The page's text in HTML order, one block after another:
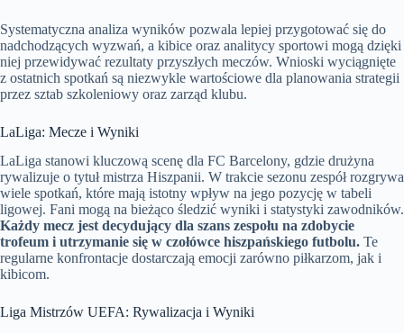
Systematyczna analiza wyników pozwala lepiej przygotować się do
nadchodzących wyzwań, a kibice oraz analitycy sportowi mogą dzięki
niej przewidywać rezultaty przyszłych meczów. Wnioski wyciągnięte
z ostatnich spotkań są niezwykle wartościowe dla planowania strategii
przez sztab szkoleniowy oraz zarząd klubu.
LaLiga: Mecze i Wyniki
LaLiga stanowi kluczową scenę dla FC Barcelony, gdzie drużyna
rywalizuje o tytuł mistrza Hiszpanii. W trakcie sezonu zespół rozgrywa
wiele spotkań, które mają istotny wpływ na jego pozycję w tabeli
ligowej. Fani mogą na bieżąco śledzić wyniki i statystyki zawodników.
Każdy mecz jest decydujący dla szans zespołu na zdobycie
trofeum i utrzymanie się w czołówce hiszpańskiego futbolu. Te
regularne konfrontacje dostarczają emocji zarówno piłkarzom, jak i
kibicom.
Liga Mistrzów UEFA: Rywalizacja i Wyniki